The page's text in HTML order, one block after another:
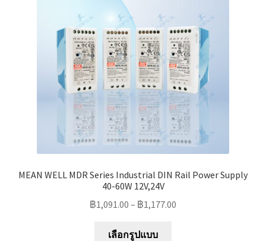
chosen
on
the
product
page
MEAN WELL MDR Series Industrial DIN Rail Power Supply
40-60W 12V,24V
฿1,091.00 – ฿1,177.00
เลือกรูปแบบ